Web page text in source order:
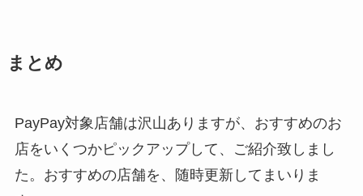
まとめ
PayPay対象店舗は沢山ありますが、おすすめのお
店をいくつかピックアップして、ご紹介致しまし
た。おすすめの店舗を、随時更新してまいりま